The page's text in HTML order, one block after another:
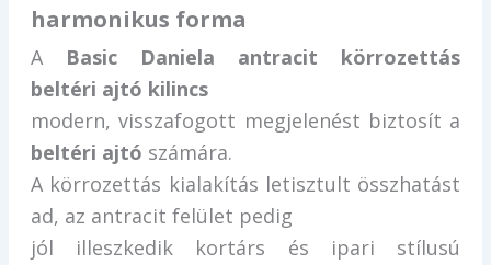
harmonikus forma
A Basic Daniela antracit körrozettás
beltéri ajtó kilincs
modern, visszafogott megjelenést biztosít a
beltéri ajtó számára.
A körrozettás kialakítás letisztult összhatást
ad, az antracit felület pedig
jól illeszkedik kortárs és ipari stílusú